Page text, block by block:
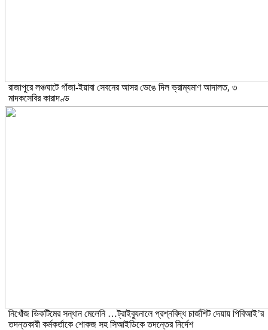
রাজাপুরে লঞ্চঘাটে গাঁজা-ইয়াবা সেবনের আসর ভেঙে দিল ভ্রাম্যমাণ আদালত, ৩
মাদকসেবির কারাদণ্ড
নিখোঁজ ভিকটিমের সন্ধান মেলেনি …ট্রাইব্যুনালে প্রশ্নবিদ্ধ চার্জশিট দেয়ায় পিবিআই’র
তদন্তকারী কর্মকর্তাকে শোকজ সহ সিআইডিকে তদন্তের নির্দেশ